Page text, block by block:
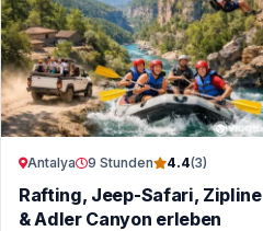
Antalya 9 Stunden 4.4(3)
Rafting, Jeep-Safari, Zipline
& Adler Canyon erleben